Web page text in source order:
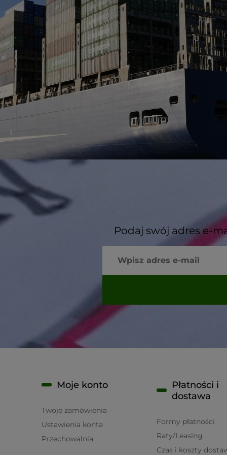
Podaj swój adres e-
Moje konto
Twoje zamówienia
Ustawienia konta
Przechowalnia
Płatności i
dostawa
Formy płatności
Raty/Leasing
Czas i koszty